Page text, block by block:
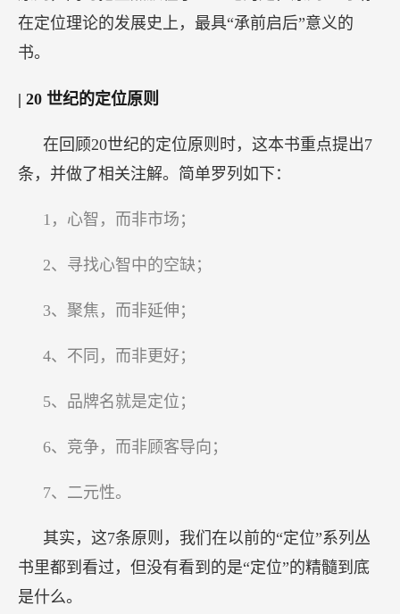
在定位理论的发展史上，最具“承前启后”意义的
书。
| 20 世纪的定位原则
在回顾20世纪的定位原则时，这本书重点提出7
条，并做了相关注解。简单罗列如下：
1，心智，而非市场；
2、寻找心智中的空缺；
3、聚焦，而非延伸；
4、不同，而非更好；
5、品牌名就是定位；
6、竞争，而非顾客导向；
7、二元性。
其实，这7条原则，我们在以前的“定位”系列丛
书里都到看过，但没有看到的是“定位”的精髓到底
是什么。